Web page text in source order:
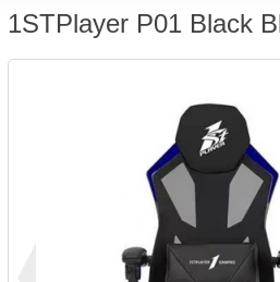
1STPlayer P01 Black